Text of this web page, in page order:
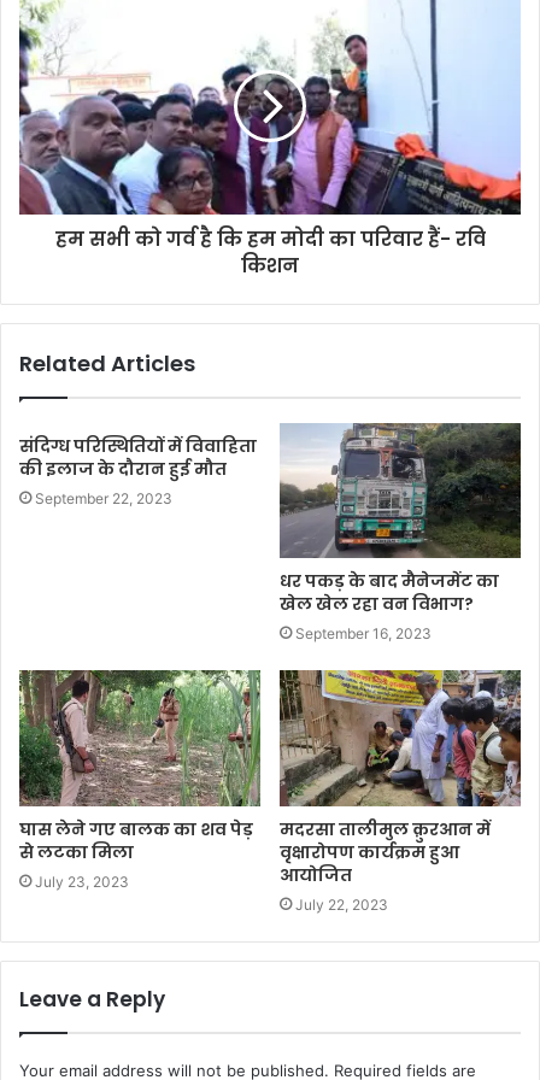
s
s
हम सभी को गर्व है कि हम मोदी का परिवार हैं- रवि
किशन
Related Articles
संदिग्ध परिस्थितियों में विवाहिता
की इलाज के दौरान हुई मौत
September 22, 2023
धर पकड़ के बाद मैनेजमेंट का
खेल खेल रहा वन विभाग?
September 16, 2023
घास लेने गए बालक का शव पेड़
से लटका मिला
July 23, 2023
मदरसा तालीमुल क़ुरआन में
वृक्षारोपण कार्यक्रम हुआ
आयोजित
July 22, 2023
Leave a Reply
Your email address will not be published. Required fields are